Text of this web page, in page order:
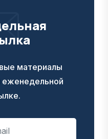
материалы
еженедельной